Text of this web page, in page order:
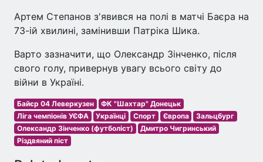
Артем Степанов з'явився на полі в матчі Баєра на
73-ій хвилині, замінивши Патріка Шика.
Варто зазначити, що Олександр Зінченко, після
свого голу, привернув увагу всього світу до
війни в Україні.
Байєр 04 Леверкузен
ФК "Шахтар" Донецьк
Ліга чемпіонів УЄФА
Українці Спорт Європа
Зальцбург
Олександр Зінченко (футболіст)
Дмитро Чигринський
Різдвяний піст